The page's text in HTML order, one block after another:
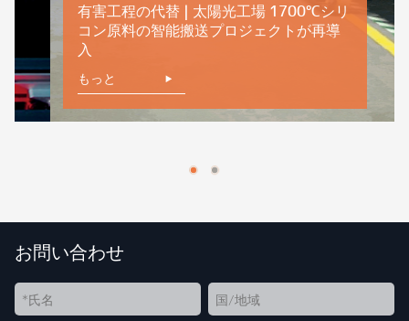
有害工
コン原
お問い合わせ